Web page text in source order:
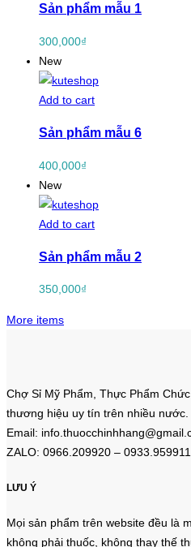
Sản phẩm mẫu 1
300,000₫
New
Add to cart
Sản phẩm mẫu 6
400,000₫
New
Add to cart
Sản phẩm mẫu 2
350,000₫
More items
Chợ Sỉ Mỹ Phẩm, Thực Phẩm
thương hiệu uy tín trên nhiều nước.
Email:
ZALO: 0966.209920 – 0933.959911
LƯU Ý
Mọi sản phẩm trên website đều là
không phải thuốc, không thay thế